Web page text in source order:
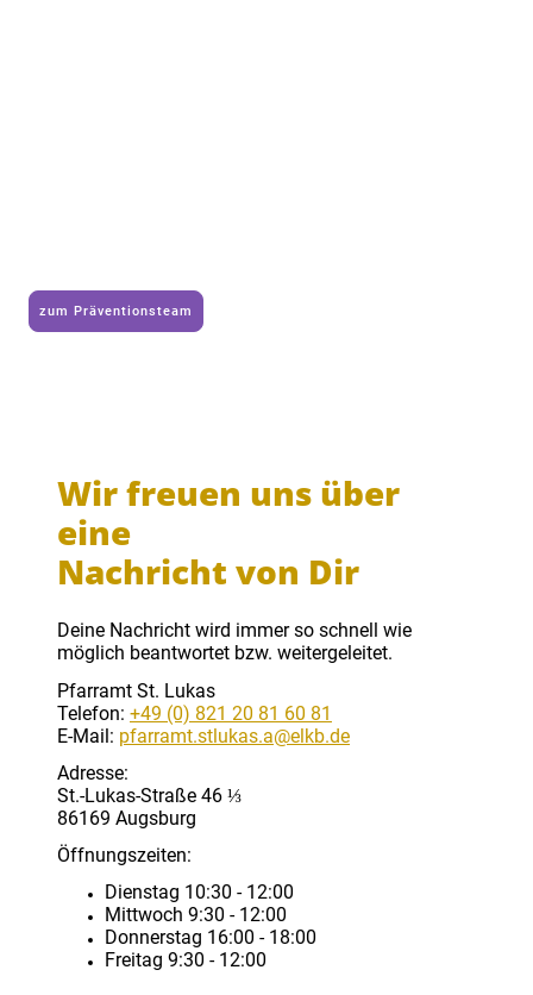
zum Präventionsteam
Wir freuen uns über
eine
Nachricht von Dir
Deine Nachricht wird immer so schnell wie
möglich beantwortet bzw. weitergeleitet.
Pfarramt St. Lukas
Telefon: +49 (0) 821 20 81 60 81
E-Mail: pfarramt.stlukas.a@elkb.de
Adresse:
St.-Lukas-Straße 46 ⅓
86169 Augsburg
Öffnungszeiten:
Dienstag 10:30 - 12:00
Mittwoch 9:30 - 12:00
Donnerstag 16:00 - 18:00
Freitag 9:30 - 12:00